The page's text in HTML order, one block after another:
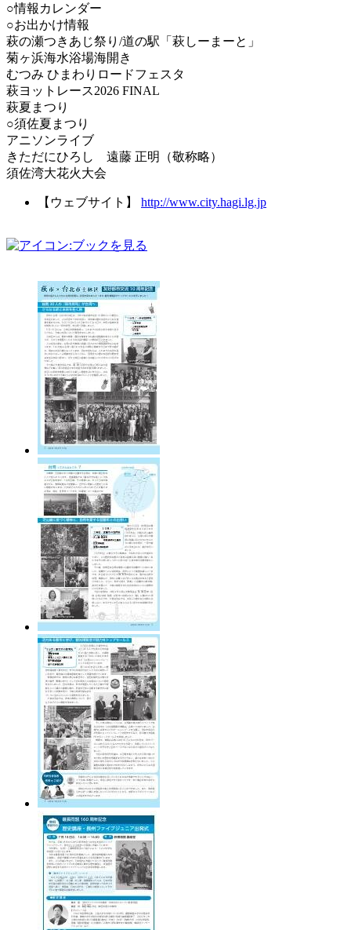
○情報カレンダー
○お出かけ情報
萩の瀬つきあじ祭り/道の駅「萩しーまーと」
菊ヶ浜海水浴場海開き
むつみ ひまわりロードフェスタ
萩ヨットレース2026 FINAL
萩夏まつり
○須佐夏まつり
アニソンライブ
きただにひろし 遠藤 正明（敬称略）
須佐湾大花火大会
【ウェブサイト】 http://www.city.hagi.lg.jp